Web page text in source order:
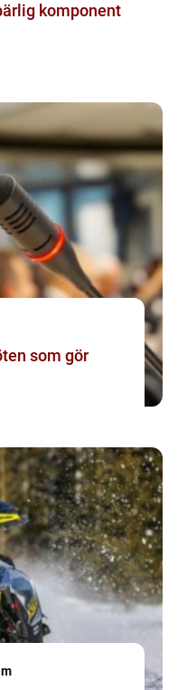
komponent